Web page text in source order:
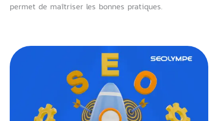
permet de maîtriser les bonnes pratiques.